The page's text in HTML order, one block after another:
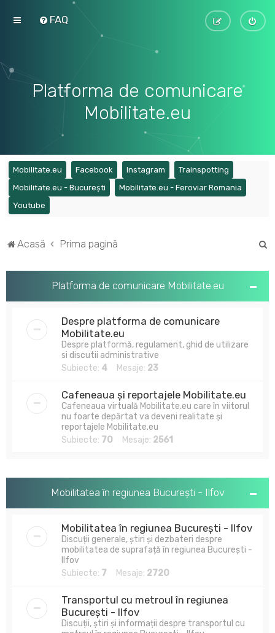
FAQ
Platforma de comunicare
Mobilitate.eu
Mobilitate.eu (Opens a new tab)
Facebook (Opens a new tab)
Instagram (Opens a new tab)
Trainspotting
Mobilitate.eu - București (Opens a new tab)
Mobilitate.eu - Feroviar Romania
Youtube
Acasă Prima pagină
Platforma de comunicare Mobilitate.eu
Despre platforma de comunicare
Mobilitate.eu
Despre platformă, regulament, ghid de utilizare
si discutii administrative
Subiecte: 4 Mesaje: 23
Cafeneaua și reportajele Mobilitate.eu
Cafeneaua virtuală Mobilitate.eu care în viitorul
nu foarte depărtat va deveni realitate și
reportajele Mobilitate.eu
Subiecte: 70 Mesaje: 2561
Mobilitatea în regiunea București - Ilfov
Mobilitatea în regiunea București - Ilfov
Discuții generale, știri și dezbateri despre
mobilitatea de suprafață în regiunea București -
Ilfov
Subiecte: 7 Mesaje: 2720
Transportul cu metroul în regiunea
București - Ilfov
Discuții, știri și informații despre transportul cu